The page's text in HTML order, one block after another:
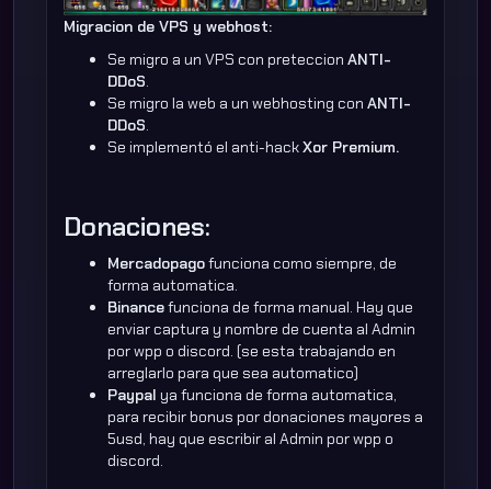
Migracion de VPS y webhost:
Se migro a un VPS con preteccion ANTI-
DDoS.
Se migro la web a un webhosting con ANTI-
DDoS.
Se implementó el anti-hackXor Premium.
Donaciones:
Mercadopagofunciona como siempre, de
forma automatica.
Binancefunciona de forma manual. Hay que
enviar captura y nombre de cuenta al Admin
por wpp o discord. (se esta trabajando en
arreglarlo para que sea automatico)
Paypal ya funciona de forma automatica,
para recibir bonus por donaciones mayores a
5usd, hay que escribir al Admin por wpp o
discord.